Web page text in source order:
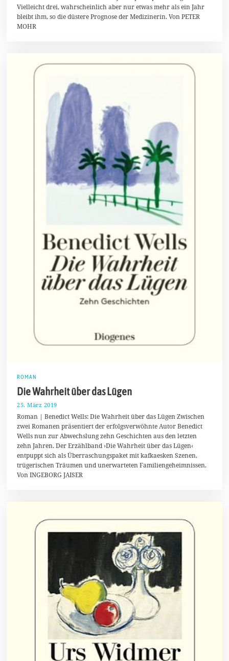
0
2
Vielleicht drei, wahrscheinlich aber nur etwas mehr als ein Jahr
bleibt ihm, so die düstere Prognose der Medizinerin. Von PETER
MOHR
ROMAN
Die Wahrheit über das Lügen
25. März 2019
.
M
ä
r
z
2
0
1
Roman | Benedict Wells: Die Wahrheit über das Lügen Zwischen
zwei Romanen präsentiert der erfolgsverwöhnte Autor Benedict
Wells nun zur Abwechslung zehn Geschichten aus den letzten
zehn Jahren. Der Erzählband ›Die Wahrheit über das Lügen‹
entpuppt sich als Überraschungspaket mit kafkaesken Szenen,
trügerischen Träumen und unerwarteten Familiengeheimnissen.
Von INGEBORG JAISER